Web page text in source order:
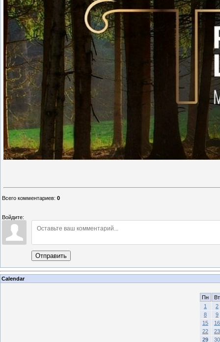
Всего комментариев: 0
Войдите:
Отправить
Calendar
Пн
Вт
1
2
8
9
15
16
22
23
29
30